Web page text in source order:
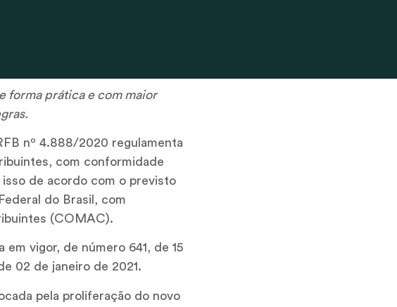
forma prática e com maior
nº 4.888/2020 regulamenta
com conformidade
de acordo com o previsto
do Brasil, com
(COMAC).
vigor, de número 641, de 15
02 de janeiro de 2021.
pela proliferação do novo